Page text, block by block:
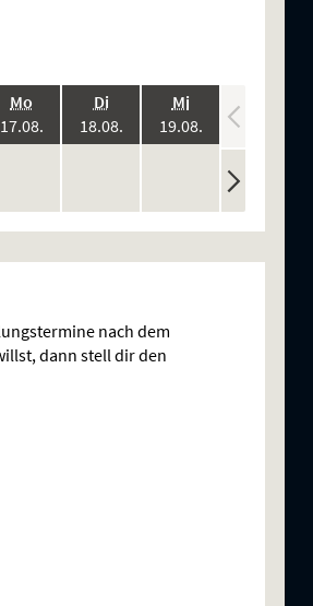
Mo
17.08.2026:
Di.,
18.08.2026:
Mi.,
19.08.2026:
Vorstellungen
20.08.
Vorstellungen
nach dem
dann stell dir den